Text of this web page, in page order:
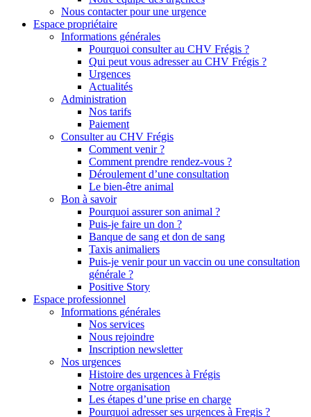
Nous contacter pour une urgence
Espace propriétaire
Informations générales
Pourquoi consulter au CHV Frégis ?
Qui peut vous adresser au CHV Frégis ?
Urgences
Actualités
Administration
Nos tarifs
Paiement
Consulter au CHV Frégis
Comment venir ?
Comment prendre rendez-vous ?
Déroulement d’une consultation
Le bien-être animal
Bon à savoir
Pourquoi assurer son animal ?
Puis-je faire un don ?
Banque de sang et don de sang
Taxis animaliers
Puis-je venir pour un vaccin ou une consultation
générale ?
Positive Story
Espace professionnel
Informations générales
Nos services
Nous rejoindre
Inscription newsletter
Nos urgences
Histoire des urgences à Frégis
Notre organisation
Les étapes d’une prise en charge
Pourquoi adresser ses urgences à Fregis ?